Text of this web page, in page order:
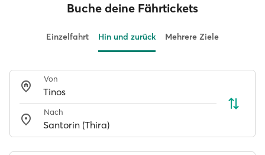
Buche deine Fährtickets
Einzelfahrt Hin und zurück Mehrere Ziele
Von
Nach